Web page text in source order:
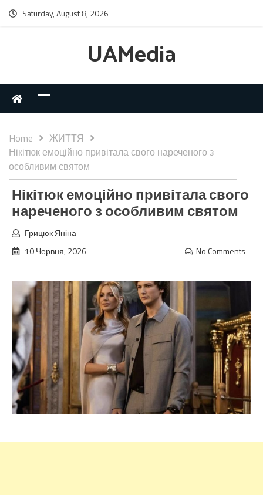
Saturday, August 8, 2026
UAMedia
Home
ЖИТТЯ
Нікітюк емоційно привітала свого нареченого з
особливим святом
Нікітюк емоційно привітала свого
нареченого з особливим святом
Грицюк Яніна
10 Червня, 2026
No Comments